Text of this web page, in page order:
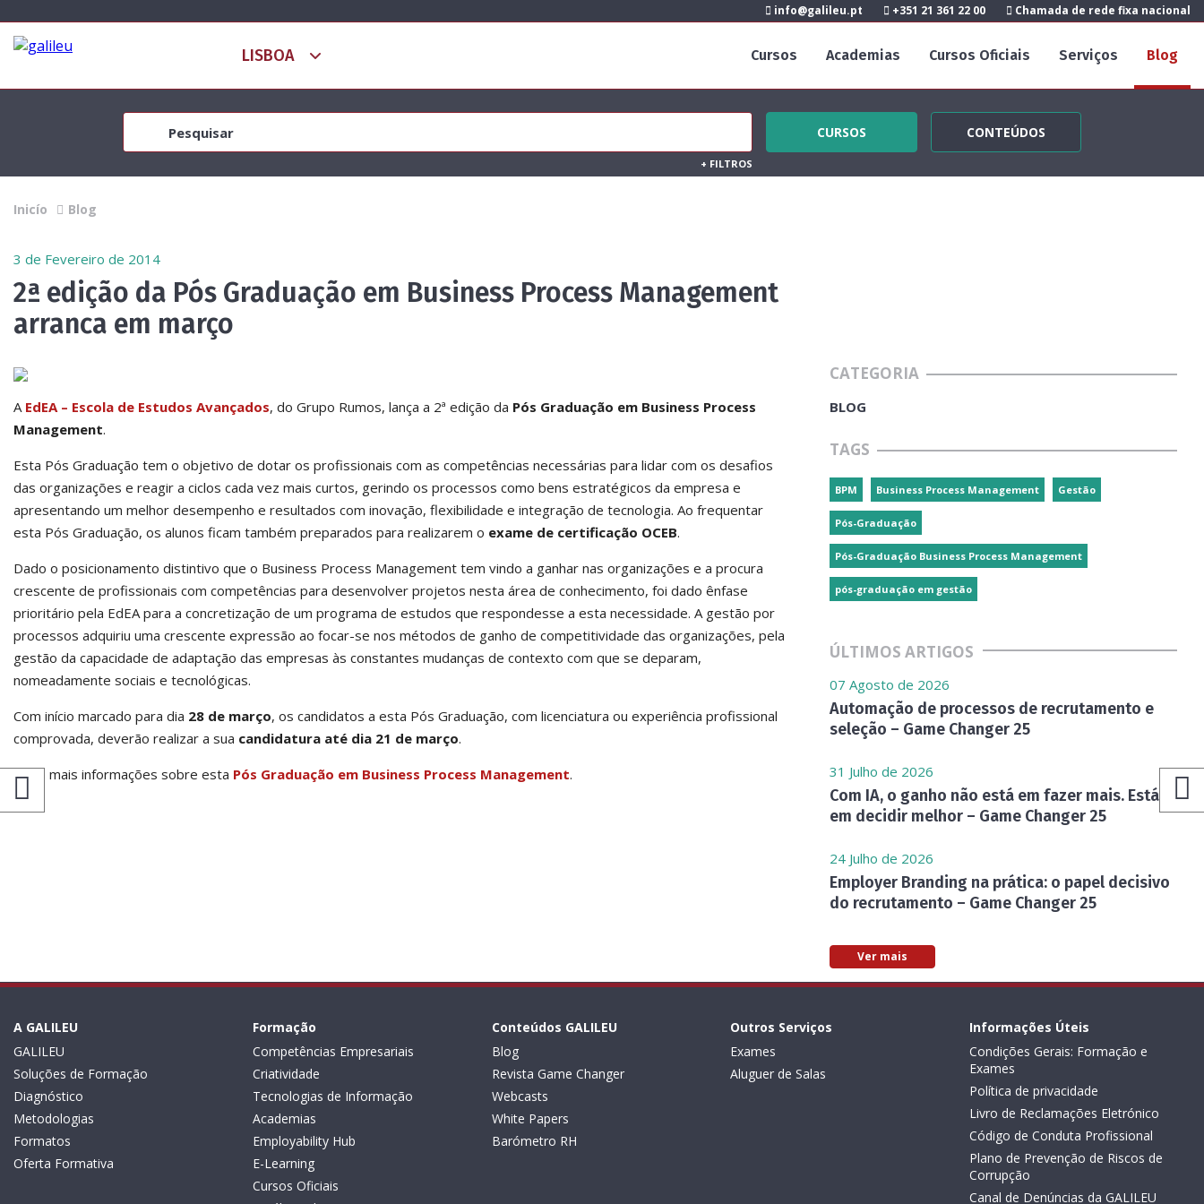
info@galileu.pt +351 21 361 22 00 Chamada de rede fixa nacional
Cursos Academias Cursos Oficiais Serviços Blog
CURSOS CONTEÚDOS
+ FILTROS
Inicío Blog
3 de Fevereiro de 2014
2ª edição da Pós Graduação em Business Process Management
arranca em março
A EdEA – Escola de Estudos Avançados, do Grupo Rumos, lança a 2ª edição da Pós Graduação em Business Process
Management.
Esta Pós Graduação tem o objetivo de dotar os profissionais com as competências necessárias para lidar com os desafios
das organizações e reagir a ciclos cada vez mais curtos, gerindo os processos como bens estratégicos da empresa e
apresentando um melhor desempenho e resultados com inovação, flexibilidade e integração de tecnologia. Ao frequentar
esta Pós Graduação, os alunos ficam também preparados para realizarem o exame de certificação OCEB.
Dado o posicionamento distintivo que o Business Process Management tem vindo a ganhar nas organizações e a procura
crescente de profissionais com competências para desenvolver projetos nesta área de conhecimento, foi dado ênfase
prioritário pela EdEA para a concretização de um programa de estudos que respondesse a esta necessidade. A gestão por
processos adquiriu uma crescente expressão ao focar-se nos métodos de ganho de competitividade das organizações, pela
gestão da capacidade de adaptação das empresas às constantes mudanças de contexto com que se deparam,
nomeadamente sociais e tecnológicas.
Com início marcado para dia 28 de março, os candidatos a esta Pós Graduação, com licenciatura ou experiência profissional
comprovada, deverão realizar a sua candidatura até dia 21 de março.
Saiba mais informações sobre esta Pós Graduação em Business Process Management.
CATEGORIA
BLOG
TAGS
BPM Business Process Management Gestão
Pós-Graduação
Pós-Graduação Business Process Management
pós-graduação em gestão
ÚLTIMOS ARTIGOS
07 Agosto de 2026
Automação de processos de recrutamento e
seleção – Game Changer 25
31 Julho de 2026
Com IA, o ganho não está em fazer mais. Está
em decidir melhor – Game Changer 25
24 Julho de 2026
Employer Branding na prática: o papel decisivo
do recrutamento – Game Changer 25
Ver mais
A GALILEU
GALILEU
Soluções de Formação
Diagnóstico
Metodologias
Formatos
Oferta Formativa
Formação
Competências Empresariais
Criatividade
Tecnologias de Informação
Academias
Employability Hub
E-Learning
Cursos Oficiais
Conteúdos GALILEU
Blog
Revista Game Changer
Webcasts
White Papers
Barómetro RH
Outros Serviços
Exames
Aluguer de Salas
Informações Úteis
Condições Gerais: Formação e
Exames
Política de privacidade
Livro de Reclamações Eletrónico
Código de Conduta Profissional
Plano de Prevenção de Riscos de
Corrupção
Canal de Denúncias da GALILEU